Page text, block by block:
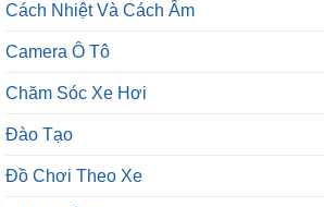
Cách Nhiệt Và Cách Âm
Camera Ô Tô
Chăm Sóc Xe Hơi
Đào Tạo
Đồ Chơi Theo Xe